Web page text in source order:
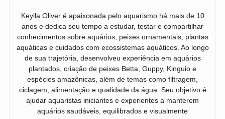
Keylla Oliver é apaixonada pelo aquarismo há mais de 10
anos e dedica seu tempo a estudar, testar e compartilhar
conhecimentos sobre aquários, peixes ornamentais, plantas
aquáticas e cuidados com ecossistemas aquáticos. Ao longo
de sua trajetória, desenvolveu experiência em aquários
plantados, criação de peixes Betta, Guppy, Kinguio e
espécies amazônicas, além de temas como filtragem,
ciclagem, alimentação e qualidade da água. Seu objetivo é
ajudar aquaristas iniciantes e experientes a manterem
aquários saudáveis, equilibrados e visualmente